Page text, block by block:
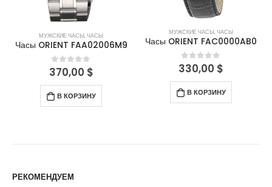
МУЖСКИЕ ЧАСЫ,ЧАСЫ
Часы ORIENT FAA02006M9
0out of 5
370,00 $
В КОРЗИНУ
МУЖСКИЕ ЧАСЫ,ЧАСЫ
Часы ORIENT FAC0000AB0
0out of 5
330,00 $
В КОРЗИНУ
РЕКОМЕНДУЕМ